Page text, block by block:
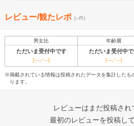
レビュー/観たレポ (--件)
男女比 年齢層
ただいま受付中です ただいま受付中
[---／---] [---／---]
※掲載されている情報は投稿されたデータを集計したも
ります。
レビューはまだ投稿され
最初のレビューを投稿し